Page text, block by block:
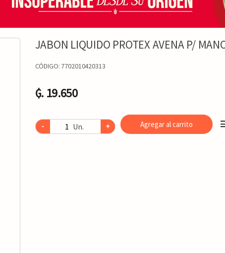
JABON LIQUIDO PROTEX AVENA P/
CÓDIGO: 7702010420313
₲. 19.650
- Un. + Agregar al carrito